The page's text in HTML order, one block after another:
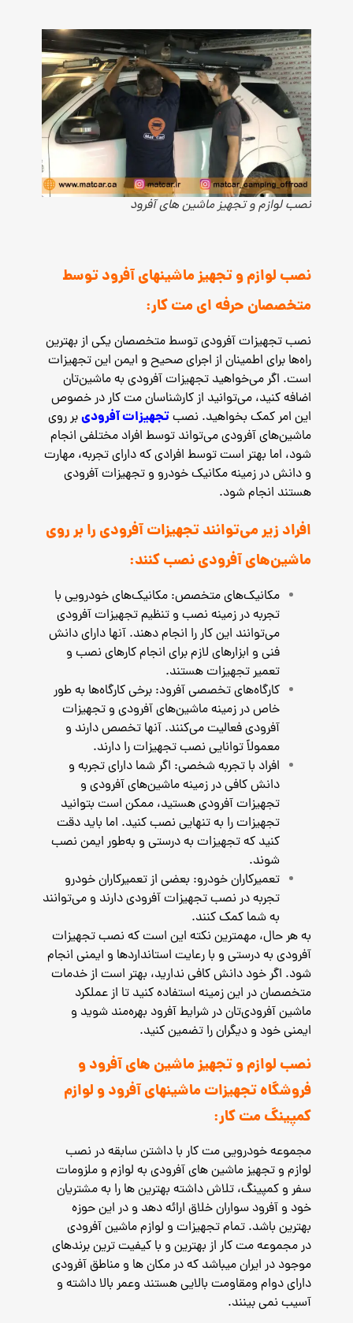
نصب لوازم و تجهیز ماشین های آفرود
نصب لوازم و تجهیز ماشینهای آفرود توسط
متخصصان حرفه ای مت کار:
نصب تجهیزات آفرودی توسط متخصصان یکی از بهترین
راه‌ها برای اطمینان از اجرای صحیح و ایمن این تجهیزات
است. اگر می‌خواهید تجهیزات آفرودی به ماشین‌تان
اضافه کنید، می‌توانید از کارشناسان مت کار در خصوص
این امر کمک بخواهید. نصبتجهیزات آفرودیبر روی
ماشین‌های آفرودی می‌تواند توسط افراد مختلفی انجام
شود، اما بهتر است توسط افرادی که دارای تجربه، مهارت
و دانش در زمینه مکانیک خودرو و تجهیزات آفرودی
هستند انجام شود.
افراد زیر می‌توانند تجهیزات آفرودی را بر روی
ماشین‌های آفرودی نصب کنند:
مکانیک‌های متخصص: مکانیک‌های خودرویی با
تجربه در زمینه نصب و تنظیم تجهیزات آفرودی
می‌توانند این کار را انجام دهند. آنها دارای دانش
فنی و ابزارهای لازم برای انجام کارهای نصب و
تعمیر تجهیزات هستند.
کارگاه‌های تخصصی آفرود: برخی کارگاه‌ها به طور
خاص در زمینه ماشین‌های آفرودی و تجهیزات
آفرودی فعالیت می‌کنند. آنها تخصص دارند و
معمولاً توانایی نصب تجهیزات را دارند.
افراد با تجربه شخصی: اگر شما دارای تجربه و
دانش کافی در زمینه ماشین‌های آفرودی و
تجهیزات آفرودی هستید، ممکن است بتوانید
تجهیزات را به تنهایی نصب کنید. اما باید دقت
کنید که تجهیزات به درستی و به‌طور ایمن نصب
شوند.
تعمیرکاران خودرو: بعضی از تعمیرکاران خودرو
تجربه در نصب تجهیزات آفرودی دارند و می‌توانند
به شما کمک کنند.
به هر حال، مهمترین نکته این است که نصب تجهیزات
آفرودی به درستی و با رعایت استانداردها و ایمنی انجام
شود. اگر خود دانش کافی ندارید، بهتر است از خدمات
متخصصان در این زمینه استفاده کنید تا از عملکرد
ماشین آفرودی‌تان در شرایط آفرود بهره‌مند شوید و
ایمنی خود و دیگران را تضمین کنید.
نصب لوازم و تجهیز ماشین های آفرود و
فروشگاه تجهیزات ماشینهای آفرود و لوازم
کمپینگ مت کار:
مجموعه خودرویی مت کار با داشتن سابقه در نصب
لوازم و تجهیز ماشین های آفرودی به لوازم و ملزومات
سفر و کمپینگ، تلاش داشته بهترین ها را به مشتریان
خود و آفرود سواران خلاق ارائه دهد و در این حوزه
بهترین باشد. تمام تجهیزات و لوازم ماشین آفرودی
در مجموعه مت کار از بهترین و با کیفیت ترین برندهای
موجود در ایران میباشد که در مکان ها و مناطق آفرودی
دارای دوام ومقاومت بالایی هستند وعمر بالا داشته و
آسیب نمی بینند.